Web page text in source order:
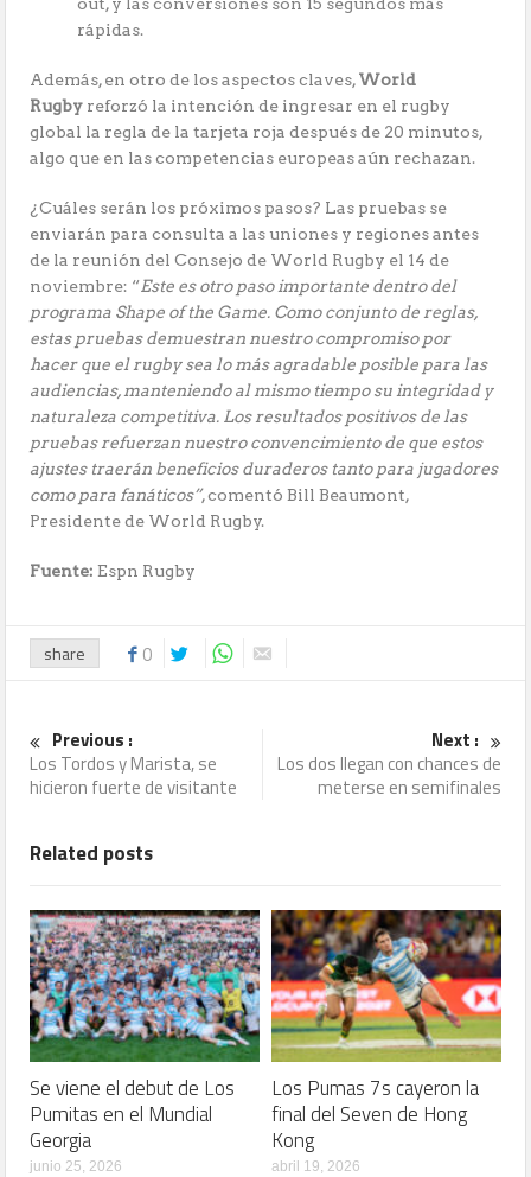
out, y las conversiones son 15 segundos más
rápidas.
Además, en otro de los aspectos claves,World
Rugby reforzó la intención de ingresar en el rugby
global la regla de la tarjeta roja después de 20 minutos,
algo que en las competencias europeas aún rechazan.
¿Cuáles serán los próximos pasos? Las pruebas se
enviarán para consulta a las uniones y regiones antes
de la reunión del Consejo de World Rugby el 14 de
noviembre: “Este es otro paso importante dentro del
programa Shape of the Game. Como conjunto de reglas,
estas pruebas demuestran nuestro compromiso por
hacer que el rugby sea lo más agradable posible para las
audiencias, manteniendo al mismo tiempo su integridad y
naturaleza competitiva. Los resultados positivos de las
pruebas refuerzan nuestro convencimiento de que estos
ajustes traerán beneficios duraderos tanto para jugadores
como para fanáticos”, comentó Bill Beaumont,
Presidente de World Rugby.
Fuente: Espn Rugby
share 0
Previous :
Los Tordos y Marista, se
hicieron fuerte de visitante
Next :
Los dos llegan con chances de
meterse en semifinales
Related posts
Se viene el debut de Los
Pumitas en el Mundial
Georgia
junio 25, 2026
Los Pumas 7s cayeron la
final del Seven de Hong
Kong
abril 19, 2026